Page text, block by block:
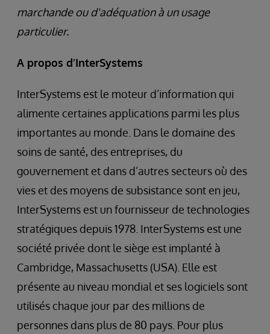
marchande ou d'adéquation à un usage
particulier.
A propos d’InterSystems
InterSystems est le moteur d’information qui
alimente certaines applications parmi les plus
importantes au monde. Dans le domaine des
soins de santé, des entreprises, du
gouvernement et dans d’autres secteurs où des
vies et des moyens de subsistance sont en jeu,
InterSystems est un fournisseur de technologies
stratégiques depuis 1978. InterSystems est une
société privée dont le siège est implanté à
Cambridge, Massachusetts (USA). Elle est
présente au niveau mondial et ses logiciels sont
utilisés chaque jour par des millions de
personnes dans plus de 80 pays. Pour plus